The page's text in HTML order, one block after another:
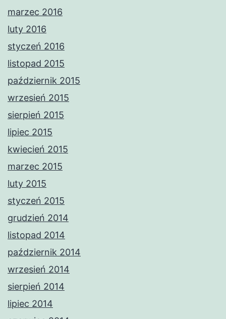
marzec 2016
luty 2016
styczeń 2016
listopad 2015
październik 2015
wrzesień 2015
sierpień 2015
lipiec 2015
kwiecień 2015
marzec 2015
luty 2015
styczeń 2015
grudzień 2014
listopad 2014
październik 2014
wrzesień 2014
sierpień 2014
lipiec 2014